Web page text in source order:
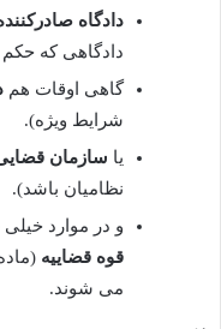
دادگاه
دادگاهی که حکم
گاهی اوقات هم
شرایط ویژه).
یا سازمان
نظامیان باشد).
و در موارد خیلی
قوه قضاییه
می شوند.